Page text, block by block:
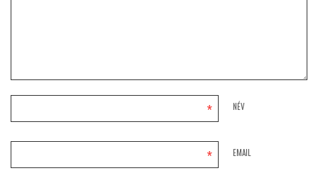
NÉV
*
EMAIL
*